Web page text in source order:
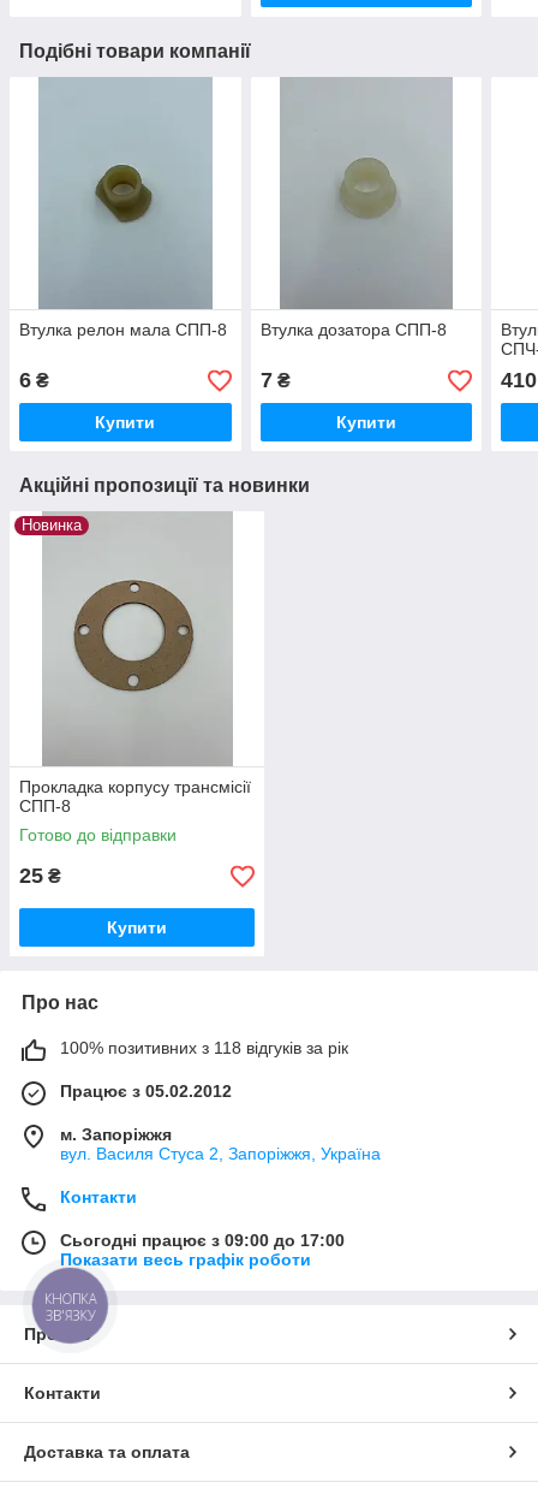
Подібні товари компанії
Втулка релон мала СПП-8
6 ₴
Купити
Втулка дозатора СПП-8
7₴
Купити
410
Акційні пропозиції та новинки
Новинка
Прокладка корпусу трансмісії
СПП-8
Готово до відправки
25 ₴
Купити
Про нас
100% позитивних з 118 відгуків за рік
Працює з 05.02.2012
м. Запоріжжя
вул. Василя Стуса 2, Запоріжжя, Україна
Контакти
Сьогодні працює з 09:00 до 17:00
Показати весь графік роботи
Про нас
Контакти
Доставка та оплата
КНОПКА
ЗВ'ЯЗКУ